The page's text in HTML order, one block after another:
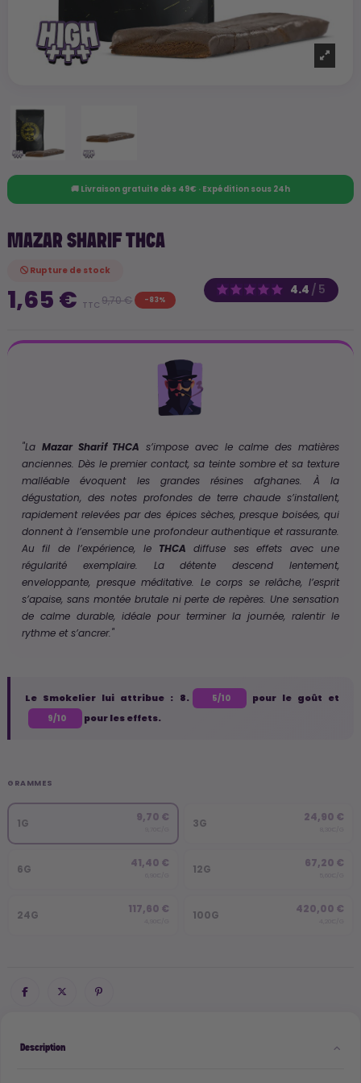
🚚 Livraison gratuite dès 49€ · Expédition sous 24h
MAZAR SHARIF THCA
4.4 / 5
Rupture de stock
1,65 € TTC 9,70 € -83%
"La Mazar Sharif THCA
s’impose avec le calme des matières
anciennes. Dès le premier contact, sa teinte sombre et sa texture
malléable évoquent les grandes résines afghanes. À la
dégustation, des notes profondes de terre chaude s’installent,
rapidement relevées par des épices sèches, presque boisées, qui
donnent à l’ensemble une profondeur authentique et rassurante.
Au fil de l’expérience, le
THCA diffuse ses effets avec une
régularité exemplaire. La détente descend lentement,
enveloppante, presque méditative. Le corps se relâche, l’esprit
s’apaise, sans montée brutale ni perte de repères. Une sensation
de calme durable, idéale pour terminer la journée, ralentir le
rythme et s’ancrer."
Le Smokelier lui attribue : 8. 5/10 pour le goût et
9/10 pour les effets.
GRAMMES
1G 9,70 € 3G 24,90 €
6G 41,40 € 12G 67,20 €
24G 117,60 € 100G 420,00 €
Description